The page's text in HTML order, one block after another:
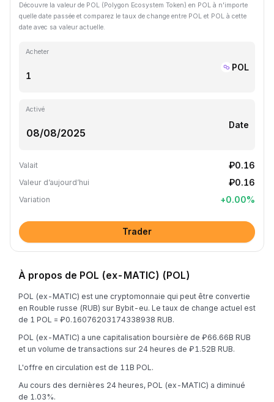
Découvre la valeur de POL (Polygon Ecosystem Token) en POL à n'importe
quelle date passée et comparez le taux de change entre POL et POL à cette
date avec sa valeur actuelle.
Acheter
POL
Activé
Date
Valait ₽0.16
Valeur d’aujourd’hui ₽0.16
Variation +0.00%
Trader
À propos de POL (ex-MATIC) (POL)
POL (ex-MATIC) est une cryptomonnaie qui peut être convertie
en Rouble russe (RUB) sur Bybit-eu. Le taux de change actuel est
de 1 POL = ₽0.16076203174338938 RUB.
POL (ex-MATIC) a une capitalisation boursière de ₽66.66B RUB
et un volume de transactions sur 24 heures de ₽1.52B RUB.
L'offre en circulation est de 11B POL.
Au cours des dernières 24 heures, POL (ex-MATIC) a diminué
de 1.03%.